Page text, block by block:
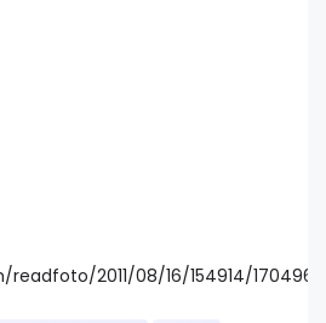
2011/08/16/154914/